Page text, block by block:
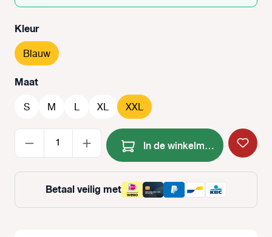
Selecteer
Kleur
Blauw
Selecteer
Maat
S M L XL XXL
Producthoeveelheid: Voer
In de winkelmand
Betaal veilig met